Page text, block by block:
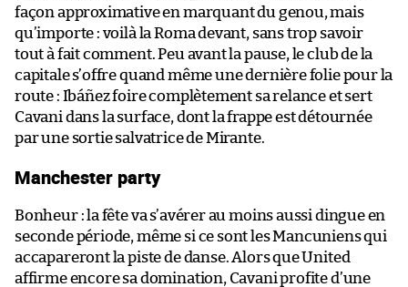
façon approximative en marquant du genou, mais
qu’importe : voilà la Roma devant, sans trop savoir
tout à fait comment. Peu avant la pause, le club de la
capitale s’offre quand même une dernière folie pour la
route : Ibáñez foire complètement sa relance et sert
Cavani dans la surface, dont la frappe est détournée
par une sortie salvatrice de Mirante.
Manchester party
Bonheur : la fête va s’avérer au moins aussi dingue en
seconde période, même si ce sont les Mancuniens qui
accapareront la piste de danse. Alors que United
affirme encore sa domination, Cavani profite d’une